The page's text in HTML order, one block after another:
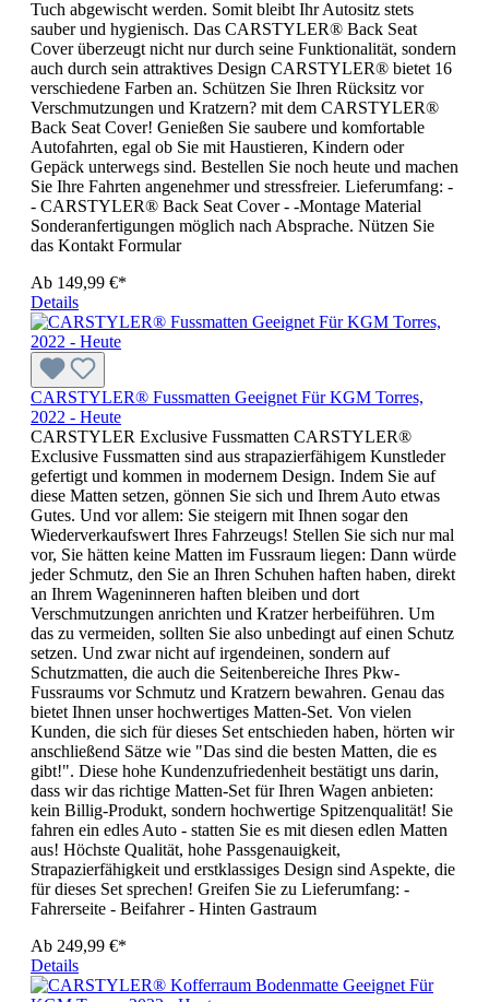
Tuch abgewischt werden. Somit bleibt Ihr Autositz stets
sauber und hygienisch. Das CARSTYLER® Back Seat
Cover überzeugt nicht nur durch seine Funktionalität, sondern
auch durch sein attraktives Design CARSTYLER® bietet 16
verschiedene Farben an. Schützen Sie Ihren Rücksitz vor
Verschmutzungen und Kratzern? mit dem CARSTYLER®
Back Seat Cover! Genießen Sie saubere und komfortable
Autofahrten, egal ob Sie mit Haustieren, Kindern oder
Gepäck unterwegs sind. Bestellen Sie noch heute und machen
Sie Ihre Fahrten angenehmer und stressfreier. Lieferumfang: -
- CARSTYLER® Back Seat Cover - -Montage Material
Sonderanfertigungen möglich nach Absprache. Nützen Sie
das Kontakt Formular
Ab 149,99 €*
Details
CARSTYLER® Fussmatten Geeignet Für KGM Torres,
2022 - Heute
CARSTYLER Exclusive Fussmatten CARSTYLER®
Exclusive Fussmatten sind aus strapazierfähigem Kunstleder
gefertigt und kommen in modernem Design. Indem Sie auf
diese Matten setzen, gönnen Sie sich und Ihrem Auto etwas
Gutes. Und vor allem: Sie steigern mit Ihnen sogar den
Wiederverkaufswert Ihres Fahrzeugs! Stellen Sie sich nur mal
vor, Sie hätten keine Matten im Fussraum liegen: Dann würde
jeder Schmutz, den Sie an Ihren Schuhen haften haben, direkt
an Ihrem Wageninneren haften bleiben und dort
Verschmutzungen anrichten und Kratzer herbeiführen. Um
das zu vermeiden, sollten Sie also unbedingt auf einen Schutz
setzen. Und zwar nicht auf irgendeinen, sondern auf
Schutzmatten, die auch die Seitenbereiche Ihres Pkw-
Fussraums vor Schmutz und Kratzern bewahren. Genau das
bietet Ihnen unser hochwertiges Matten-Set. Von vielen
Kunden, die sich für dieses Set entschieden haben, hörten wir
anschließend Sätze wie "Das sind die besten Matten, die es
gibt!". Diese hohe Kundenzufriedenheit bestätigt uns darin,
dass wir das richtige Matten-Set für Ihren Wagen anbieten:
kein Billig-Produkt, sondern hochwertige Spitzenqualität! Sie
fahren ein edles Auto - statten Sie es mit diesen edlen Matten
aus! Höchste Qualität, hohe Passgenauigkeit,
Strapazierfähigkeit und erstklassiges Design sind Aspekte, die
für dieses Set sprechen! Greifen Sie zu Lieferumfang: -
Fahrerseite - Beifahrer - Hinten Gastraum
Ab 249,99 €*
Details